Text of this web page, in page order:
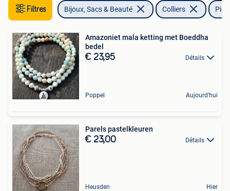
Filtres Bijoux, Sacs & Beauté Colliers
Amazoniet mala ketting met Boeddha
bedel
€ 23,95 Détails
Poppel Aujourd'hui
Parels pastelkleuren
€ 23,00 Détails
Heusden Hier